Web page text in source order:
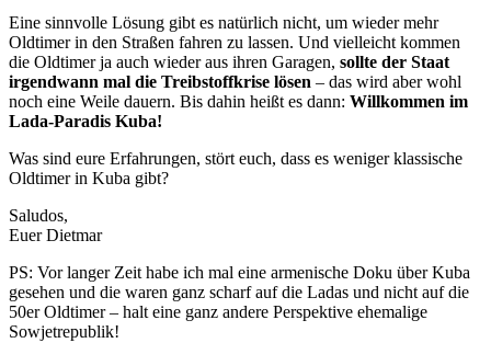
Eine sinnvolle Lösung gibt es natürlich nicht, um wieder mehr
Oldtimer in den Straßen fahren zu lassen. Und vielleicht kommen
die Oldtimer ja auch wieder aus ihren Garagen, sollte der Staat
irgendwann mal die Treibstoffkrise lösen – das wird aber wohl
noch eine Weile dauern. Bis dahin heißt es dann: Willkommen im
Lada-Paradis Kuba!
Was sind eure Erfahrungen, stört euch, dass es weniger klassische
Oldtimer in Kuba gibt?
Saludos,
Euer Dietmar
PS: Vor langer Zeit habe ich mal eine armenische Doku über Kuba
gesehen und die waren ganz scharf auf die Ladas und nicht auf die
50er Oldtimer – halt eine ganz andere Perspektive ehemalige
Sowjetrepublik!